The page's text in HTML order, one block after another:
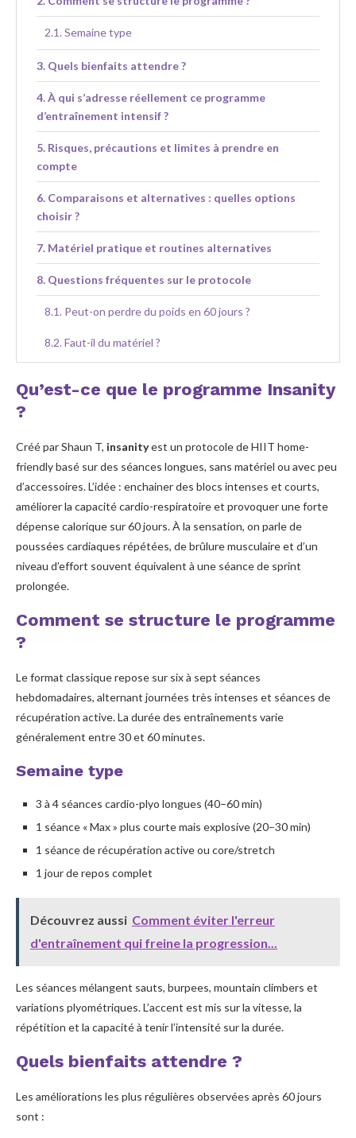
Semaine type
Quels bienfaits attendre ?
À qui s’adresse réellement ce programme
d’entraînement intensif ?
Risques, précautions et limites à prendre en
compte
Comparaisons et alternatives : quelles options
choisir ?
Matériel pratique et routines alternatives
Questions fréquentes sur le protocole
Peut-on perdre du poids en 60 jours ?
Faut-il du matériel ?
surentraînement ?
Conseils pratiques pour réussir le protocole
Qu’est-ce que le programme Insanity
?
Créé par Shaun T, insanityest un protocole de HIIT home-
friendly basé sur des séances longues, sans matériel ou avec peu
d’accessoires. L’idée : enchainer des blocs intenses et courts,
améliorer la capacité cardio-respiratoire et provoquer une forte
dépense calorique sur 60 jours. À la sensation, on parle de
poussées cardiaques répétées, de brûlure musculaire et d’un
niveau d’effort souvent équivalent à une séance de sprint
prolongée.
Comment se structure le programme
?
Le format classique repose sur six à sept séances
hebdomadaires, alternant journées très intenses et séances de
récupération active. La durée des entraînements varie
généralement entre 30 et 60 minutes.
Semaine type
3 à 4 séances cardio-plyo longues (40–60 min)
1 séance « Max » plus courte mais explosive (20–30 min)
1 séance de récupération active ou core/stretch
1 jour de repos complet
Découvrez aussi Comment éviter l'erreur
d'entraînement qui freine la progression...
Les séances mélangent sauts, burpees, mountain climbers et
variations plyométriques. L’accent est mis sur la vitesse, la
répétition et la capacité à tenir l’intensité sur la durée.
Quels bienfaits attendre ?
Les améliorations les plus régulières observées après 60 jours
sont :